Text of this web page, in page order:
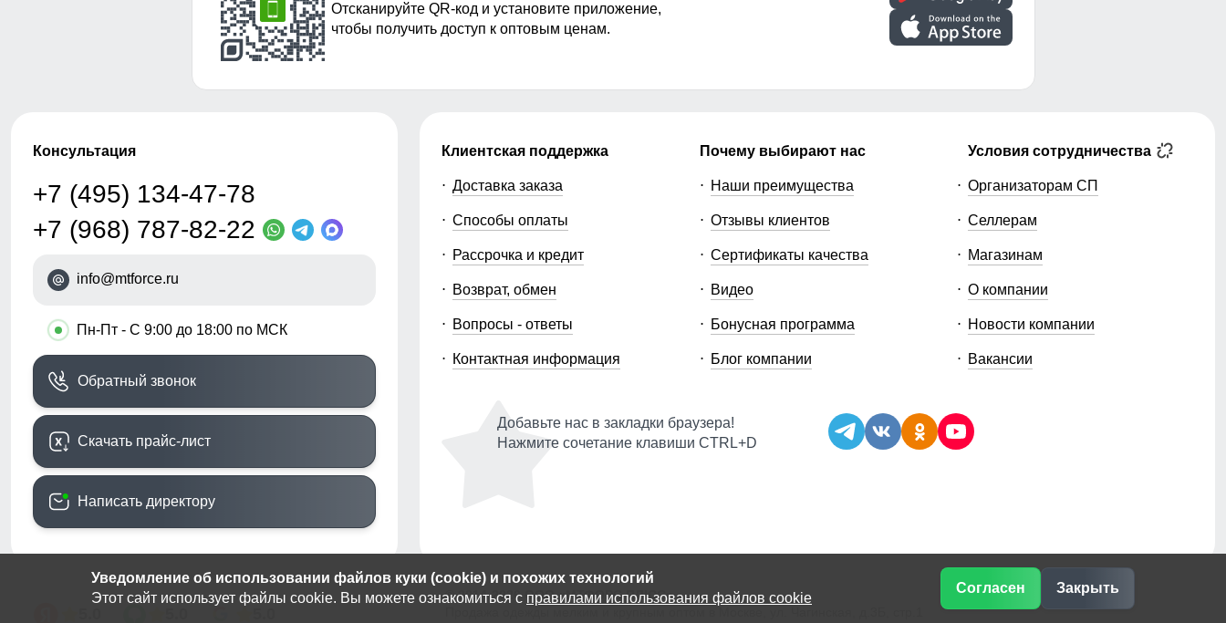
Уведомление об использовании файлов куки (cookie) и похожих технологий
Этот сайт использует файлы cookie. Вы можете ознакомиться с правилами использования файлов cookie
Согласен Закрыть
Отсканируйте QR-код и установите приложение,
чтобы получить доступ к оптовым ценам.
Консультация
+7 (495) 134-47-78
+7 (968) 787-82-22
info@mtforce.ru
• Пн-Пт - С 9:00 до 18:00 по МСК
Обратный звонок
Скачать прайс-лист
Написать директору
Клиентская поддержка
Доставка заказа
Способы оплаты
Рассрочка и кредит
Возврат, обмен
Вопросы - ответы
Контактная информация
Почему выбирают нас
Наши преимущества
Отзывы клиентов
Сертификаты качества
Видео
Бонусная программа
Блог компании
Условия сотрудничества
Организаторам СП
Селлерам
Магазинам
О компании
Новости компании
Вакансии
Добавьте нас в закладки браузера!
Нажмите сочетание клавиши CTRL+D
© 2014-2026 ООО «МТФОРС ПЛЮС»